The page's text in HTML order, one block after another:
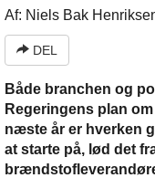
Af: Niels Bak
DEL
Både branchen og
Regeringens plan
næste år er hverken
at starte på, lød det